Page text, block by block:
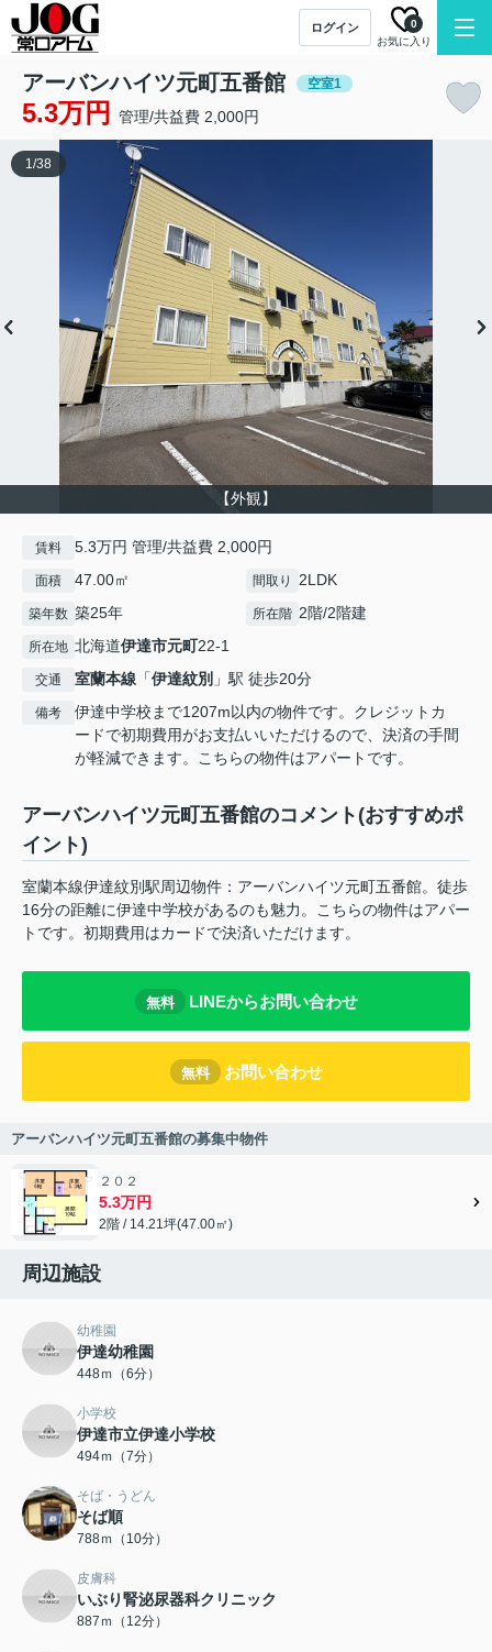
ログイン
お気に入り
0
アーバンハイツ元町五番館 空室1
5.3万円 管理/共益費 2,000円
【外観】
1/38
賃料 5.3万円 管理/共益費 2,000円
面積 47.00㎡ 間取り 2LDK
築年数 築25年 所在階 2階/2階建
所在地 北海道伊達市元町22-1
交通 室蘭本線 「伊達紋別 」駅 徒歩20分
備考
伊達中学校まで1207m以内の物件です。クレジットカ
ードで初期費用がお支払いいただけるので、決済の手間
が軽減できます。こちらの物件はアパートです。
アーバンハイツ元町五番館のコメント(おすすめポ
イント)
室蘭本線伊達紋別駅周辺物件：アーバンハイツ元町五番館。徒歩
16分の距離に伊達中学校があるのも魅力。こちらの物件はアパー
トです。初期費用はカードで決済いただけます。
無料 LINEからお問い合わせ
無料 お問い合わせ
アーバンハイツ元町五番館の募集中物件
２０２
5.3万円
2階 / 14.21坪(47.00㎡)
周辺施設
幼稚園
伊達幼稚園
448ｍ（6分）
小学校
伊達市立伊達小学校
494ｍ（7分）
そば・うどん
そば順
788ｍ（10分）
皮膚科
いぶり腎泌尿器科クリニック
887ｍ（12分）